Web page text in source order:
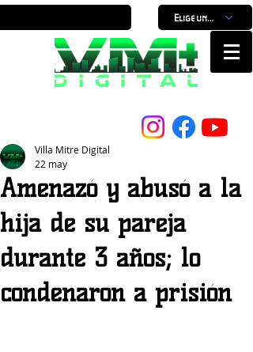
Elige un horario
Amenazó y abusó a la
hija de su pareja
durante 3 años; lo
condenaron a prisión
Villa Mitre Digital
22 may